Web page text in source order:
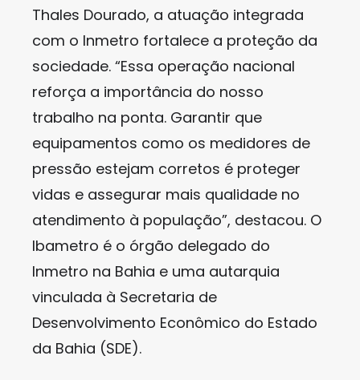
Thales Dourado, a atuação integrada
com o Inmetro fortalece a proteção da
sociedade. “Essa operação nacional
reforça a importância do nosso
trabalho na ponta. Garantir que
equipamentos como os medidores de
pressão estejam corretos é proteger
vidas e assegurar mais qualidade no
atendimento à população”, destacou. O
Ibametro é o órgão delegado do
Inmetro na Bahia e uma autarquia
vinculada à Secretaria de
Desenvolvimento Econômico do Estado
da Bahia (SDE).